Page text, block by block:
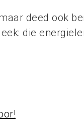
deed ook
die